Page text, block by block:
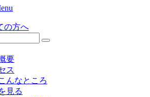
の方へ
要
ス
んなところ
見る